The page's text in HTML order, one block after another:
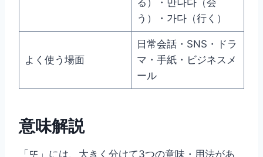
う）・가다（行く）
よく使う場面
日常会話・SNS・ドラ
マ・手紙・ビジネスメ
ール
意味解説
「또」には、大きく分けて3つの意味・用法があ